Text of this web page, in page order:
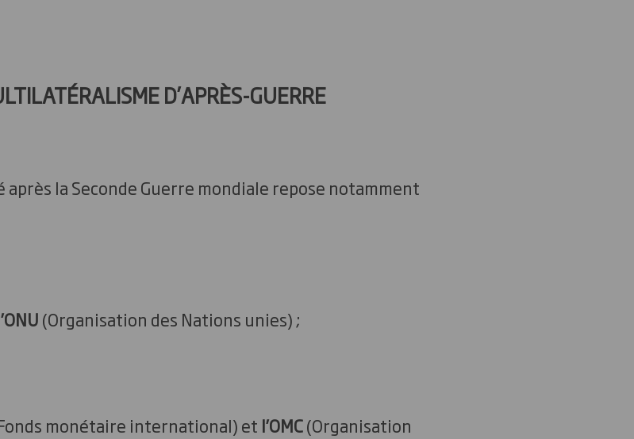
D’APRÈS-GUERRE
la Seconde Guerre mondiale repose notamment
(Organisation des Nations unies) ;
monétaire international) et l’OMC(Organisation